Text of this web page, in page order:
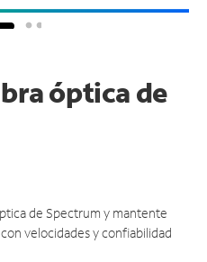
óptica de
de Spectrum y mantente
velocidades y confiabilidad